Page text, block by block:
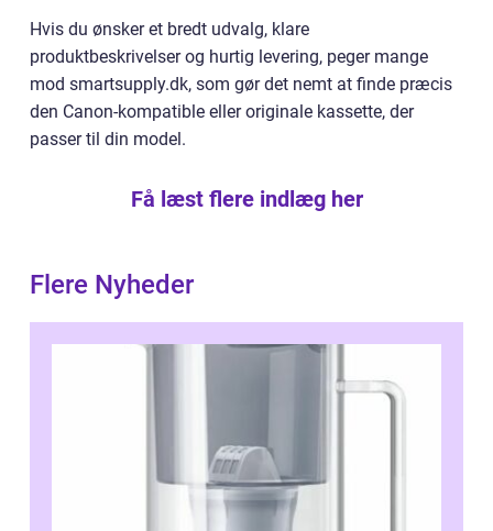
Hvis du ønsker et bredt udvalg, klare
produktbeskrivelser og hurtig levering, peger mange
mod smartsupply.dk, som gør det nemt at finde præcis
den Canon-kompatible eller originale kassette, der
passer til din model.
Få læst flere indlæg her
Flere Nyheder